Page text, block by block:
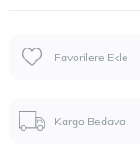
Favorilere Ekle
Kargo Bedava